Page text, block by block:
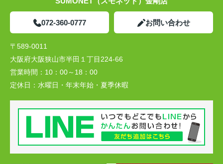
072-360-0777 お問い合わせ
〒589-0011
大阪府大阪狭山市半田１丁目224-66
営業時間： 10：00～18：00
定休日： 水曜日・年末年始・夏季休暇